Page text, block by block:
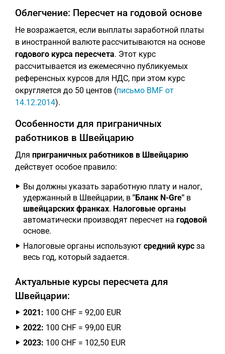
Облегчение: Пересчет на годовой основе
Не возражается, если выплаты заработной платы
в иностранной валюте рассчитываются на основе
годового курса пересчета. Этот курс
рассчитывается из ежемесячно публикуемых
референсных курсов для НДС, при этом курс
округляется до 50 центов (письмо BMF от
14.12.2014).
Особенности для приграничных
работников в Швейцарию
Для приграничных работников в Швейцарию
действует особое правило:
Вы должны указать заработную плату и налог,
удержанный в Швейцарии, в "Бланк N-Gre" в
швейцарских франках. Налоговые органы
автоматически производят пересчет на годовой
основе.
Налоговые органы используют средний курс за
весь год, который задается.
Актуальные курсы пересчета для
Швейцарии:
2021: 100 CHF = 92,00 EUR
2022: 100 CHF = 99,00 EUR
2023: 100 CHF = 102,50 EUR